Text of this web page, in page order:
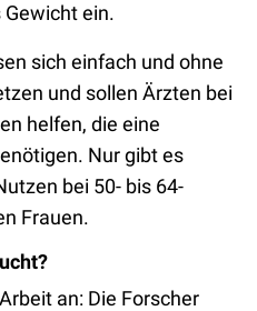
ein.
sich einfach und ohne
und sollen Ärzten bei
helfen, die eine
Nur gibt es
bei 50- bis 64-
Frauen.
an: Die Forscher